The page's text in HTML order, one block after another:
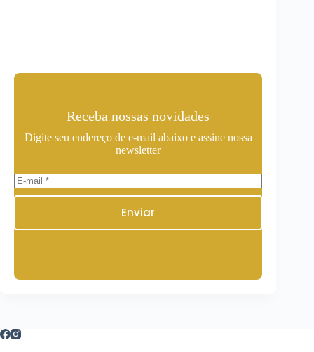
Receba nossas novidades
Digite seu endereço de e-mail abaixo e assine nossa
newsletter
Enviar